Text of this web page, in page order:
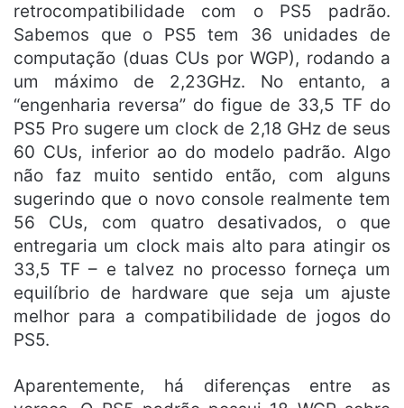
retrocompatibilidade com o PS5 padrão.
Sabemos que o PS5 tem 36 unidades de
computação (duas CUs por WGP), rodando a
um máximo de 2,23GHz. No entanto, a
“engenharia reversa” do figue de 33,5 TF do
PS5 Pro sugere um clock de 2,18 GHz de seus
60 CUs, inferior ao do modelo padrão. Algo
não faz muito sentido então, com alguns
sugerindo que o novo console realmente tem
56 CUs, com quatro desativados, o que
entregaria um clock mais alto para atingir os
33,5 TF – e talvez no processo forneça um
equilíbrio de hardware que seja um ajuste
melhor para a compatibilidade de jogos do
PS5.
Aparentemente, há diferenças entre as